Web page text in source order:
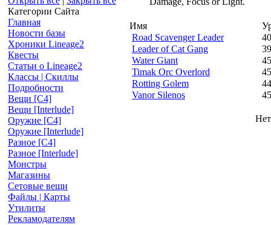
Категории Сайта
Главная
Новости базы
Хроники Lineage2
Квесты
Статьи о Lineage2
Классы | Скиллы
Подробности
Вещи [С4]
Вещи [Interlude]
Оружие [С4]
Оружие [Interlude]
Разное [C4]
Разное [Interlude]
Монстры
Магазины
Сетовые вещи
Файлы | Карты
Утилиты
Рекламодателям
Имя
Road Scavenger Leader
40
Leader of Cat Gang
39
Water Giant
45
Timak Orc Overlord
45
Rotting Golem
44
Vanor Silenos
45
Нет